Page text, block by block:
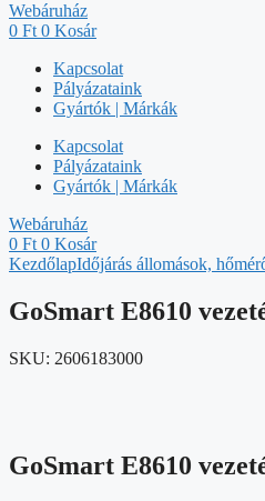
Webáruház
0 Ft 0 Kosár
Kapcsolat
Pályázataink
Gyártók | Márkák
Kapcsolat
Pályázataink
Gyártók | Márkák
Webáruház
0 Ft 0 Kosár
KezdőlapIdőjárás állomások,
GoSmart E8610
SKU: 2606183000
GoSmart E8610